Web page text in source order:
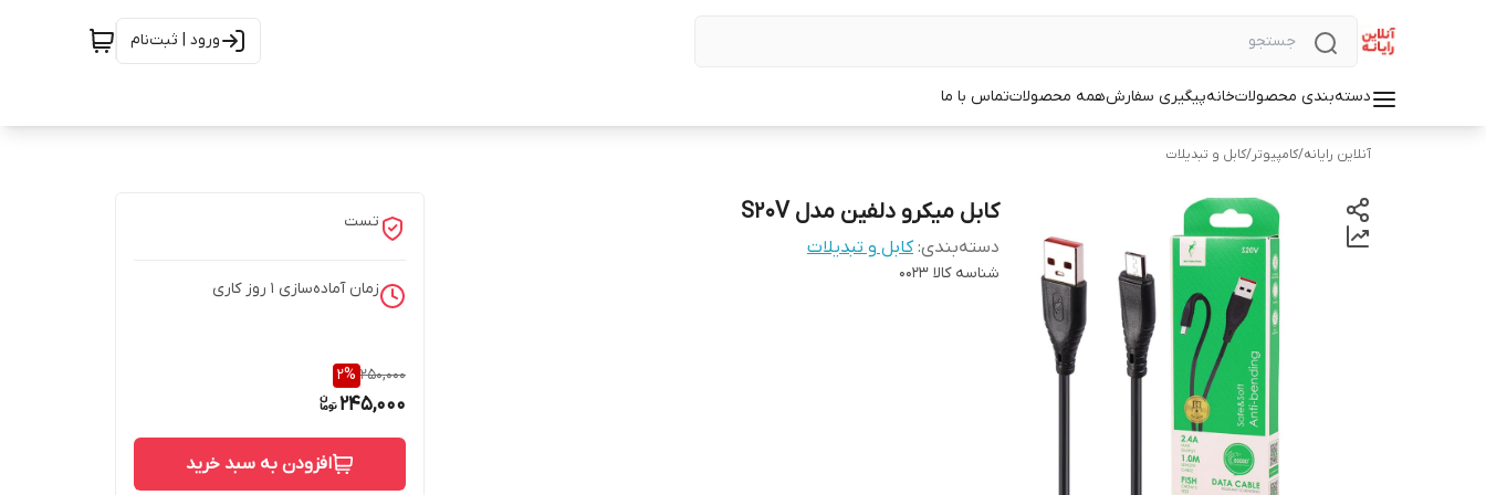
ورود | ثبت‌نام
دسته‌بندی محصولاتخانهپیگیری سفارشهمه محصولاتتماس با ما
آنلاین رایانه/کامپیوتر/کابل و تبدیلات
کابل میکرو دلفین مدل S20V
دسته‌بندی:کابل و تبدیلات
شناسه کالا 0023
تست
زمان آماده‌سازی 1 روز کاری
250,000
2%
245,000
افزودن به سبد خرید